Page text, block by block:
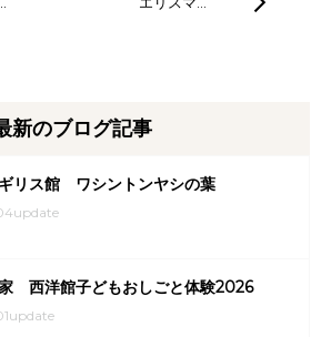
新のブログ記事
リス館 ワシントンヤシの葉
西洋館子どもおしごと体験2026